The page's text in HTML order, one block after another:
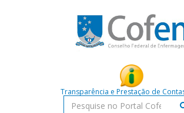
Transparência e Prestação de
Pesquisar